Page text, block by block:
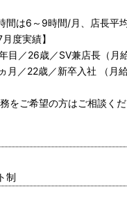
間は6～9時間/月、店長平
度実績】
目／26歳／SV兼店長（月
月／22歳／新卒入社 （月
をご希望の方はご相談くだ
制